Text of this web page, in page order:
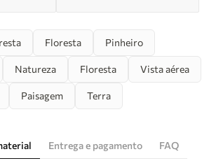
Floresta Pinheiro
Natureza Floresta Vista aérea
Paisagem Terra
Entrega e pagamento FAQ